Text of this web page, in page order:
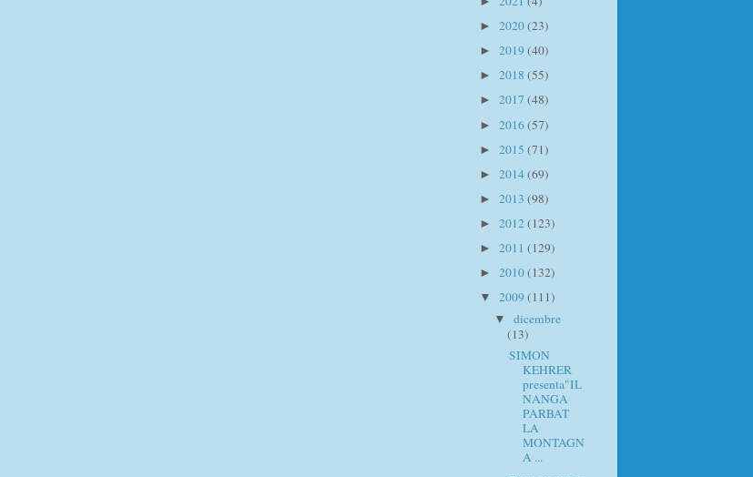
► 2020(23)
► 2019 (40)
► 2018 (55)
► 2017 (48)
► 2016(57)
► 2015 (71)
► 2014(69)
► 2013 (98)
► 2012 (123)
► 2011 (129)
► 2010(132)
▼ 2009 (111)
▼ dicembre
(13)
SIMON
KEHRER
presenta"IL
NANGA
PARBAT
LA
MONTAGN
A ...